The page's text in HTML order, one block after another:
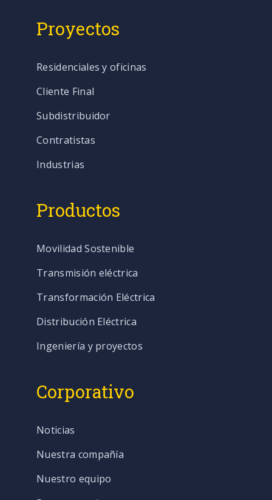
Proyectos
Residenciales y oficinas
Cliente Final
Subdistribuidor
Contratistas
Industrias
Productos
Movilidad Sostenible
Transmisión eléctrica
Transformación Eléctrica
Distribución Eléctrica
Ingeniería y proyectos
Corporativo
Noticias
Nuestra compañía
Nuestro equipo